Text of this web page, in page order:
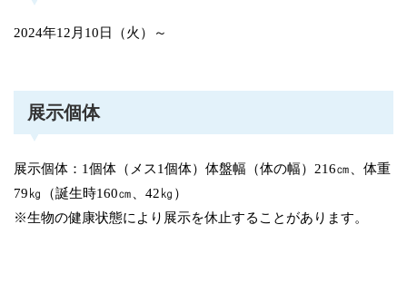
2024年12月10日（火）～
展示個体
展示個体：1個体（メス1個体）体盤幅（体の幅）216㎝、体重
79㎏（誕生時160㎝、42㎏）
※生物の健康状態により展示を休止することがあります。